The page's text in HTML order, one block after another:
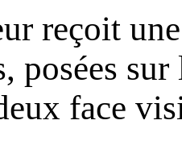
reçoit
posées
face